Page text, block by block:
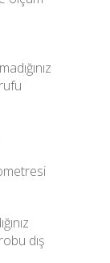
dış